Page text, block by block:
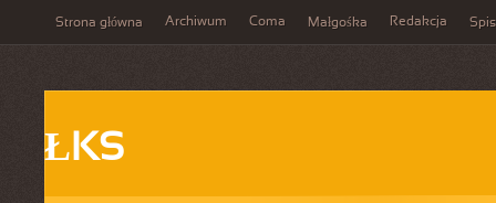
Strona główna Archiwum Coma Małgośka Redakcja
ŁKS